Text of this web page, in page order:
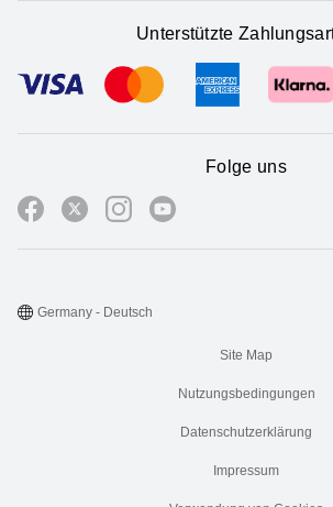
Unterstützte
Folge uns
Site Map
Nutzungsbedingungen
Datenschutzerklärung
Impressum
Germany - Deutsch